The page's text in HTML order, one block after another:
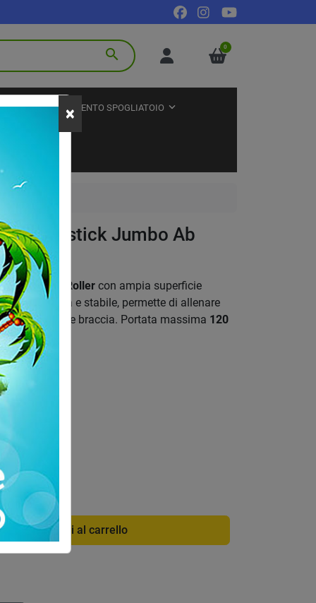
search 0
ARREDAMENTO SPOGLIATOIO
Gymstick Jumbo Ab
Jumbo Ab Roller con ampia superficie
Robusta e stabile, permette di allenare
spalle, petto e braccia. Portata massima 120
info
Aggiungi al carrello
×